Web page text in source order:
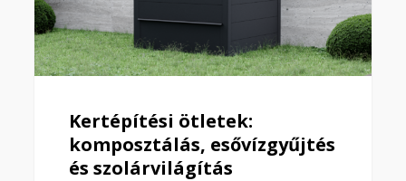
Kertépítési ötletek:
komposztálás, esővízgyűjtés
és szolárvilágítás